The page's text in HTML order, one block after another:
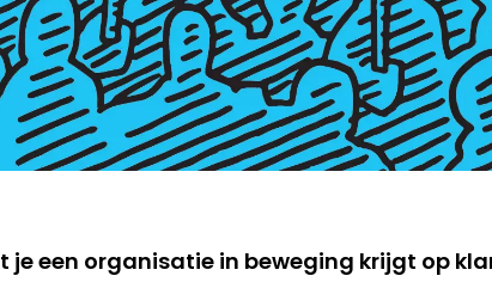
een organisatie in beweging krijgt op